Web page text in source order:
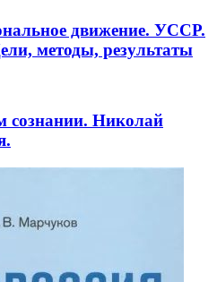
движение. УССР.
методы, результаты
сознании. Николай